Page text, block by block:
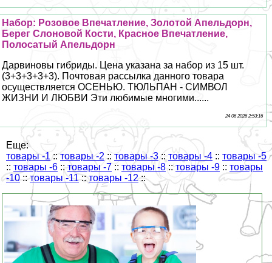
Набор: Розовое Впечатление, Золотой Апельдорн,
Берег Слоновой Кости, Красное Впечатление,
Полосатый Апельдорн
Дарвиновы гибриды. Цена указана за набор из 15 шт.
(3+3+3+3+3). Почтовая рассылка данного товара
осуществляется ОСЕНЬЮ. ТЮЛЬПАН - СИМВОЛ
ЖИЗНИ И ЛЮБВИ Эти любимые многими......
24 06 2026 2:53:16
Еще:
товары -1 :: товары -2 :: товары -3 :: товары -4 :: товары -5
:: товары -6 :: товары -7 :: товары -8 :: товары -9 :: товары
-10 :: товары -11 ::товары -12::